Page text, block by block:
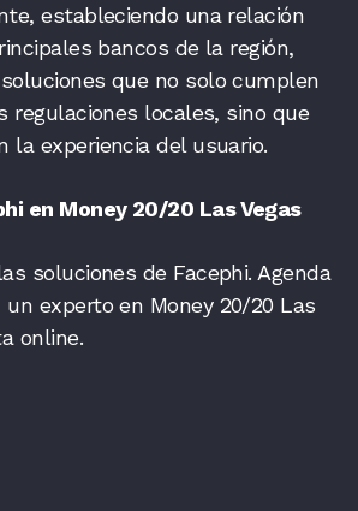
estableciendo una relación
bancos de la región,
que no solo cumplen
regulaciones locales, sino que
la experiencia del usuario.
en Money 20/20 Las Vegas
soluciones de Facephi. Agenda
experto en Money 20/20 Las
online.